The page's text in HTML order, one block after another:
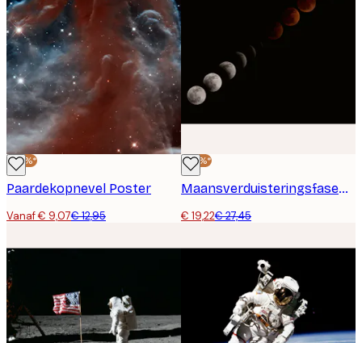
-30%*
Paardekopnevel Poster
Vanaf € 9,07€ 12,95
-30%*
Maansverduisteringsfasen Poster
€ 19,22€ 27,45